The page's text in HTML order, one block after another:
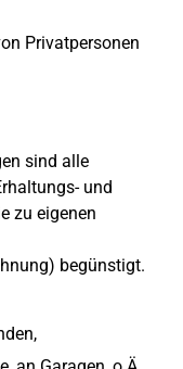
Privatpersonen
sind alle
und
zu eigenen
begünstigt.